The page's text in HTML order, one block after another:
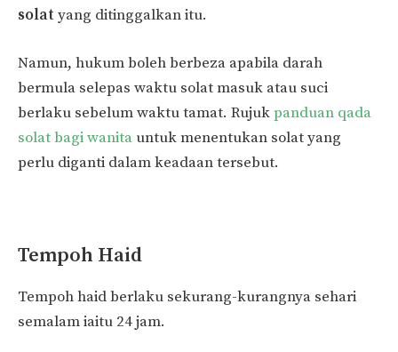
solat yang ditinggalkan itu.
Namun, hukum boleh berbeza apabila darah
bermula selepas waktu solat masuk atau suci
berlaku sebelum waktu tamat. Rujukpanduan qada
solat bagi wanita untuk menentukan solat yang
perlu diganti dalam keadaan tersebut.
Tempoh Haid
Tempoh haid berlaku sekurang-kurangnya sehari
semalam iaitu 24 jam.